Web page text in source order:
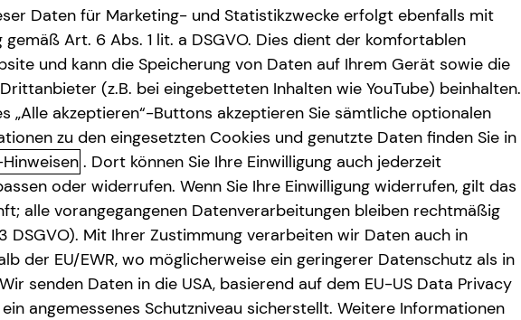
§ 18 Abs. 2 MStV
Daten für Marketing- und Statistikzwecke erfolgt ebenfalls mit
gemäß Art. 6 Abs. 1 lit. a DSGVO. Dies dient der komfortablen
und kann die Speicherung von Daten auf Ihrem Gerät sowie die
(z.B. bei eingebetteten Inhalten wie YouTube) beinhalten.
„Alle akzeptieren“-Buttons akzeptieren Sie sämtliche optionalen
zu den eingesetzten Cookies und genutzte Daten finden Sie in
. Dort können Sie Ihre Einwilligung auch jederzeit
oder widerrufen. Wenn Sie Ihre Einwilligung widerrufen, gilt das
alle vorangegangenen Datenverarbeitungen bleiben rechtmäßig
DSGVO). Mit Ihrer Zustimmung verarbeiten wir Daten auch in
der EU/EWR, wo möglicherweise ein geringerer Datenschutz als in
senden Daten in die USA, basierend auf dem EU-US Data Privacy
angemessenes Schutzniveau sicherstellt. Weitere Informationen